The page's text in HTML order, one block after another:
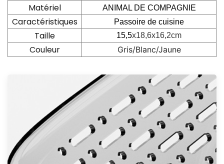
Matériel ANIMAL DE COMPAGNIE
Caractéristiques Passoire de cuisine
Taille 15,5x18,6x16,2cm
Couleur Gris/Blanc/Jaune